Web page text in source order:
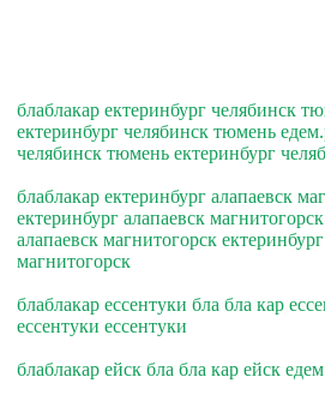
блаблакар ектеринбург челябинск
ектеринбург челябинск тюмень
челябинск тюмень ектеринбург
блаблакар ектеринбург алапаевск
ектеринбург алапаевск
алапаевск магнитогорск
магнитогорск
блаблакар ессентуки бла бла кар
ессентуки ессентуки
блаблакар ейск бла бла кар ейск